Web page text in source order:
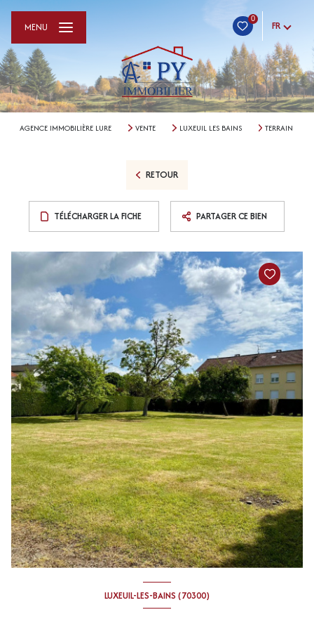
0
FR
MENU
AGENCE IMMOBILIÈRE LURE VENTE LUXEUIL LES BAINS TERRAIN
RETOUR
TÉLÉCHARGER LA FICHE PARTAGER CE BIEN
LUXEUIL-LES-BAINS (70300)